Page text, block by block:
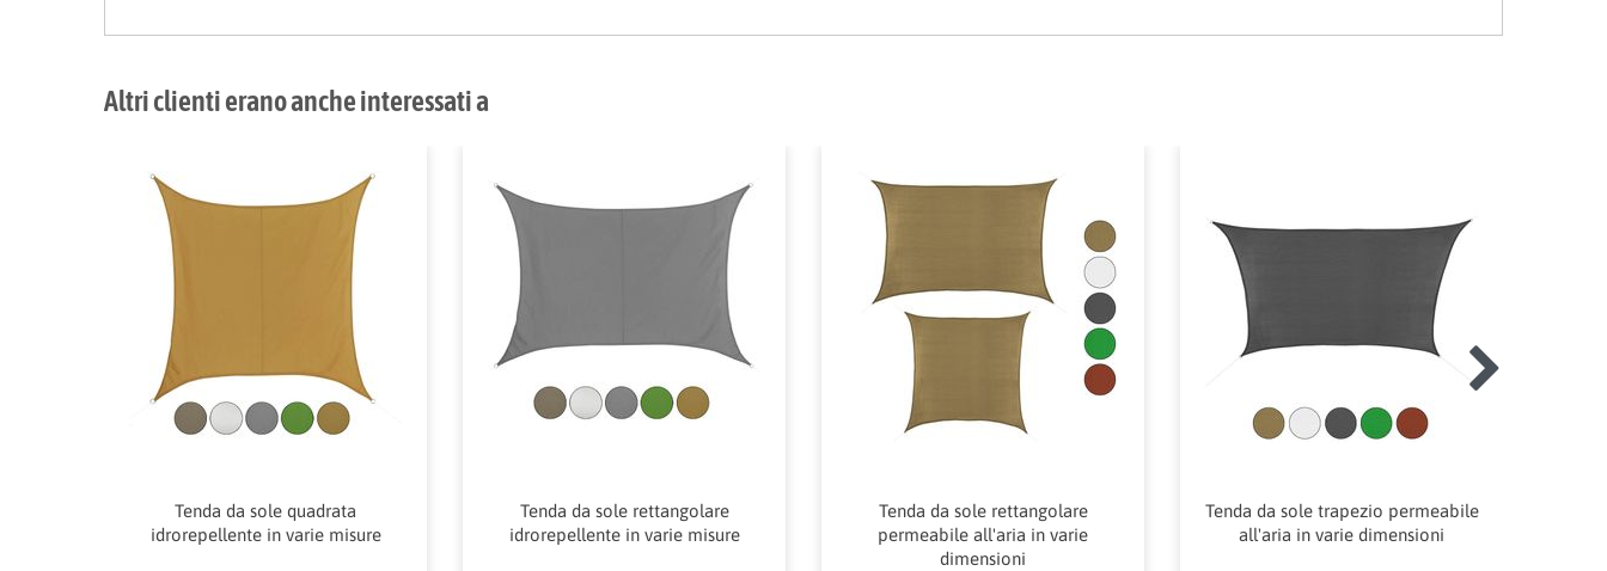
Altri clienti erano anche interessati a
Tenda da sole quadrata
idrorepellente in varie misure
Tenda da sole rettangolare
idrorepellente in varie misure
Tenda da sole rettangolare
permeabile all'aria in varie
dimensioni
Tenda da sole trapezio permeabile
all'aria in varie dimensioni